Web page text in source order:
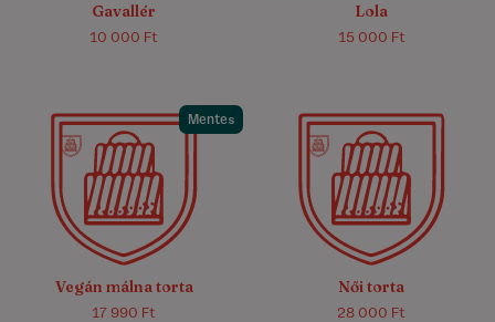
Gavallér
10 000 Ft
Lola
15 000 Ft
Mentes
5.0/5 (5)
Vegán málna torta
17 990 Ft
5.0/5 (4)
Női torta
28 000 Ft